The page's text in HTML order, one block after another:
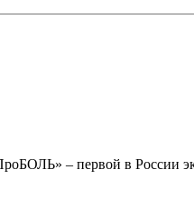
– первой в России